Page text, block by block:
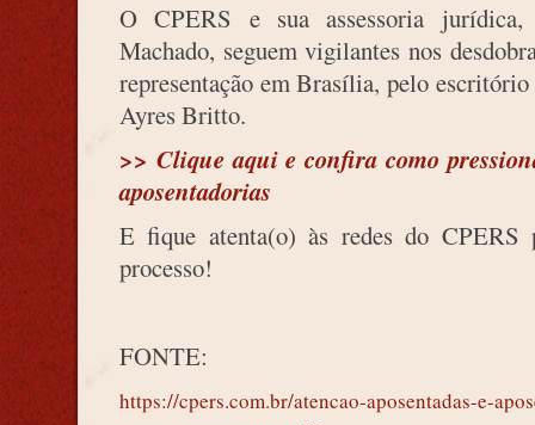
O CPERS e sua assessoria
Machado, seguem vigilantes nos
representação em Brasília, pelo
Ayres Britto.
>> Clique aqui e confira como
aposentadorias
E fique atenta(o) às redes do CPERS
processo!
FONTE:
https://cpers.com.br/atencao-aposentadas-e-